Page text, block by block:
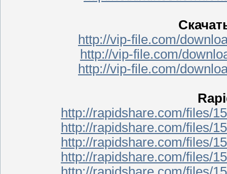
http://vip-file.com/
http://vip-file.com/
http://vip-file.com/
http://rapidshare.com/files/
http://rapidshare.com/files/
http://rapidshare.com/files/
http://rapidshare.com/files/